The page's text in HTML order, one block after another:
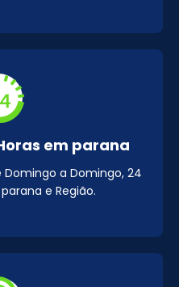
em parana
a Domingo, 24
e Região.